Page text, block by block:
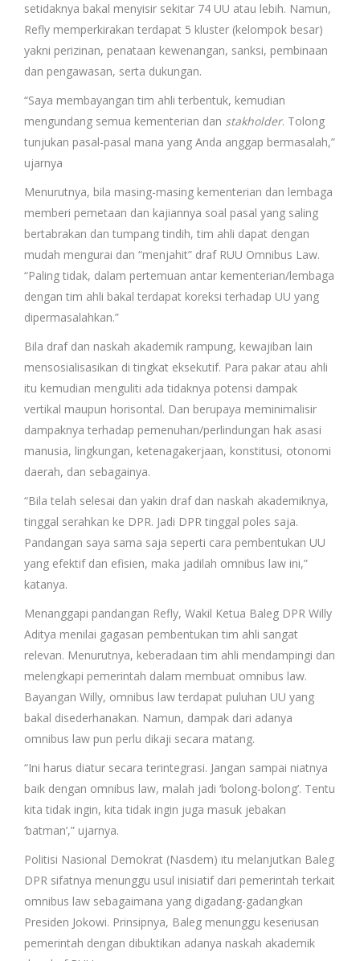
setidaknya bakal menyisir sekitar 74 UU atau lebih. Namun,
Refly memperkirakan terdapat 5 kluster (kelompok besar)
yakni perizinan, penataan kewenangan, sanksi, pembinaan
dan pengawasan, serta dukungan.
“Saya membayangan tim ahli terbentuk, kemudian
mengundang semua kementerian dan stakholder. Tolong
tunjukan pasal-pasal mana yang Anda anggap bermasalah,”
ujarnya
Menurutnya, bila masing-masing kementerian dan lembaga
memberi pemetaan dan kajiannya soal pasal yang saling
bertabrakan dan tumpang tindih, tim ahli dapat dengan
mudah mengurai dan “menjahit” draf RUU Omnibus Law.
“Paling tidak, dalam pertemuan antar kementerian/lembaga
dengan tim ahli bakal terdapat koreksi terhadap UU yang
dipermasalahkan.”
Bila draf dan naskah akademik rampung, kewajiban lain
mensosialisasikan di tingkat eksekutif. Para pakar atau ahli
itu kemudian menguliti ada tidaknya potensi dampak
vertikal maupun horisontal. Dan berupaya meminimalisir
dampaknya terhadap pemenuhan/perlindungan hak asasi
manusia, lingkungan, ketenagakerjaan, konstitusi, otonomi
daerah, dan sebagainya.
“Bila telah selesai dan yakin draf dan naskah akademiknya,
tinggal serahkan ke DPR. Jadi DPR tinggal poles saja.
Pandangan saya sama saja seperti cara pembentukan UU
yang efektif dan efisien, maka jadilah omnibus law ini,”
katanya.
Menanggapi pandangan Refly, Wakil Ketua Baleg DPR Willy
Aditya menilai gagasan pembentukan tim ahli sangat
relevan. Menurutnya, keberadaan tim ahli mendampingi dan
melengkapi pemerintah dalam membuat omnibus law.
Bayangan Willy, omnibus law terdapat puluhan UU yang
bakal disederhanakan. Namun, dampak dari adanya
omnibus law pun perlu dikaji secara matang.
“Ini harus diatur secara terintegrasi. Jangan sampai niatnya
baik dengan omnibus law, malah jadi ‘bolong-bolong’. Tentu
kita tidak ingin, kita tidak ingin juga masuk jebakan
‘batman’,” ujarnya.
Politisi Nasional Demokrat (Nasdem) itu melanjutkan Baleg
DPR sifatnya menunggu usul inisiatif dari pemerintah terkait
omnibus law sebagaimana yang digadang-gadangkan
Presiden Jokowi. Prinsipnya, Baleg menunggu keseriusan
pemerintah dengan dibuktikan adanya naskah akademik